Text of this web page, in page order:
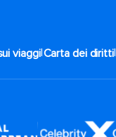
viaggi|Carta dei diritti|